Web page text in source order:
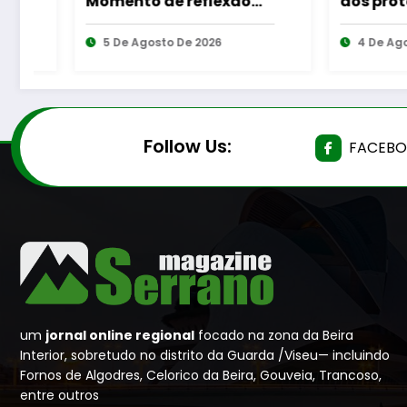
cooperação entre
Bombeiros Egitanienses
4 De Agosto De 2026 6 De
Follow Us:
um jornal online regional focado na zona da Beira
Interior, sobretudo no distrito da Guarda /Viseu— incluindo
Fornos de Algodres, Celorico da Beira, Gouveia, Trancoso,
entre outros